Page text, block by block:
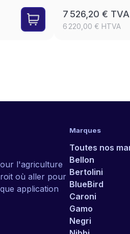
7 526,20 €
6 220,00 € HTVA
l'agriculture
où aller pour
application
Marques
Toutes nos
Bellon
Bertolini
BlueBird
Caroni
Gamo
Negri